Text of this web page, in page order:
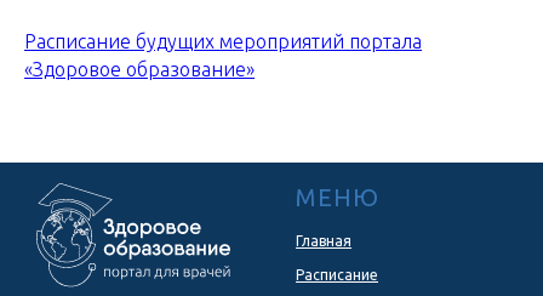
Расписание будущих мероприятий портала
«Здоровое образование»
МЕНЮ
Главная
Расписание